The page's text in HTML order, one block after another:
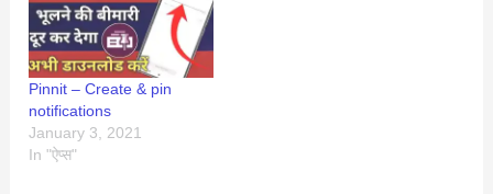
Pinnit – Create & pin
notifications
January 3, 2021
In "ऐप्स"